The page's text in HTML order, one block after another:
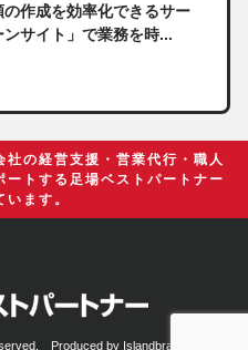
作成を効率化できるサー
ンサイト」で業務を時...
したらいい？
の経営支援・営業代行・職人
トする足場ベストパートナー
ます。
Produced by Islandbrain.